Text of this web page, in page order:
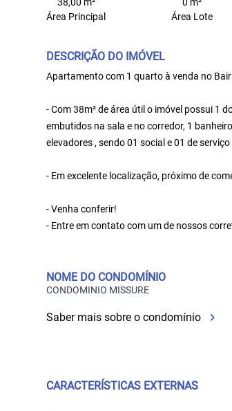
Área Principal
Área Lote
DESCRIÇÃO DO IMÓVEL
Apartamento com 1 quarto à venda no
- Com 38m² de área útil o imóvel possui 1
embutidos na sala e no corredor, 1
elevadores , sendo 01 social e 01 de serviço
- Em excelente localização, próximo de
- Venha conferir!
- Entre em contato com um de nossos
NOME DO CONDOMÍNIO
CONDOMINIO MISSURE
Saber mais sobre o condomínio
CARACTERÍSTICAS EXTERNAS